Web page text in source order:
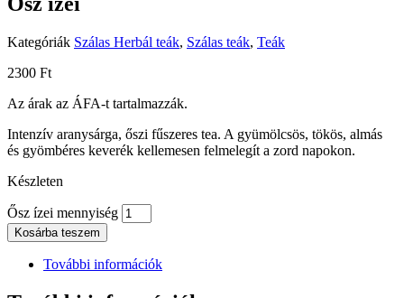
Kategóriák Szálas Herbál teák, Szálas teák, Teák
2300 Ft
Az árak az ÁFA-t tartalmazzák.
Intenzív aranysárga, őszi fűszeres tea. A gyümölcsös, tökös, almás
és gyömbéres keverék kellemesen felmelegít a zord napokon.
Készleten
Ősz ízei mennyiség
Kosárba teszem
További információk